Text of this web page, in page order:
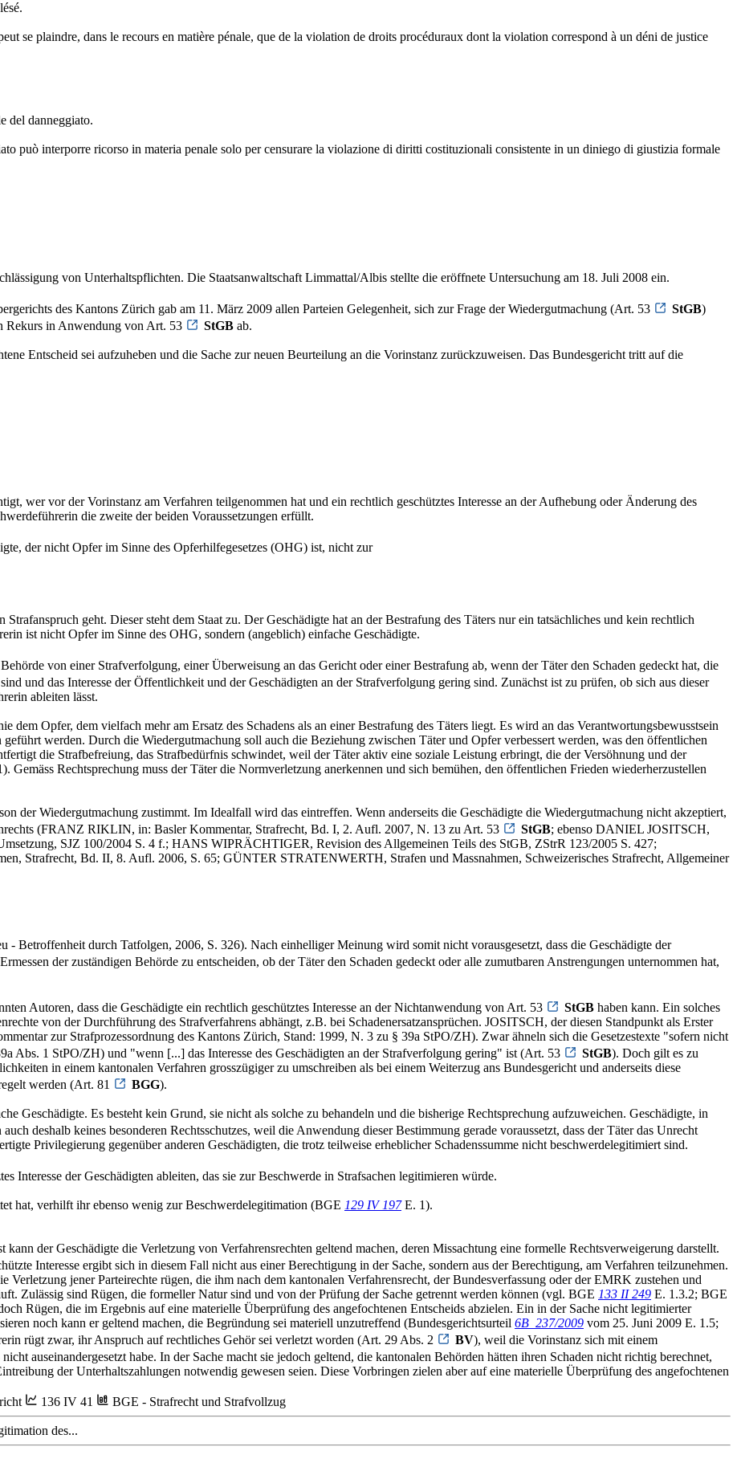
se plaindre, dans le recours en matière pénale, que de la violation de droits procéduraux dont la violation correspond à un déni de justice
del danneggiato.
può interporre ricorso in materia penale solo per censurare la violazione di diritti costituzionali consistente in un diniego di giustizia formale
von Unterhaltspflichten. Die Staatsanwaltschaft Limmattal/Albis stellte die eröffnete Untersuchung am 18. Juli 2008 ein.
des Kantons Zürich gab am 11. März 2009 allen Parteien Gelegenheit, sich zur Frage der Wiedergutmachung (Art. 53 StGB)
Rekurs in Anwendung von Art. 53
StGB ab.
Entscheid sei aufzuheben und die Sache zur neuen Beurteilung an die Vorinstanz zurückzuweisen. Das Bundesgericht tritt auf die
wer vor der Vorinstanz am Verfahren teilgenommen hat und ein rechtlich geschütztes Interesse an der Aufhebung oder Änderung des
die zweite der beiden Voraussetzungen erfüllt.
der nicht Opfer im Sinne des Opferhilfegesetzes (OHG) ist, nicht zur
geht. Dieser steht dem Staat zu. Der Geschädigte hat an der Bestrafung des Täters nur ein tatsächliches und kein rechtlich
ist nicht Opfer im Sinne des OHG, sondern (angeblich) einfache Geschädigte.
von einer Strafverfolgung, einer Überweisung an das Gericht oder einer Bestrafung ab, wenn der Täter den Schaden gedeckt hat, die
und das Interesse der Öffentlichkeit und der Geschädigten an der Strafverfolgung gering sind. Zunächst ist zu prüfen, ob sich aus dieser
ableiten lässt.
dem Opfer, dem vielfach mehr am Ersatz des Schadens als an einer Bestrafung des Täters liegt. Es wird an das Verantwortungsbewusstsein
werden. Durch die Wiedergutmachung soll auch die Beziehung zwischen Täter und Opfer verbessert werden, was den öffentlichen
die Strafbefreiung, das Strafbedürfnis schwindet, weil der Täter aktiv eine soziale Leistung erbringt, die der Versöhnung und der
Gemäss Rechtsprechung muss der Täter die Normverletzung anerkennen und sich bemühen, den öffentlichen Frieden wiederherzustellen
der Wiedergutmachung zustimmt. Im Idealfall wird das eintreffen. Wenn anderseits die Geschädigte die Wiedergutmachung nicht akzeptiert,
(FRANZ RIKLIN, in: Basler Kommentar, Strafrecht, Bd. I, 2. Aufl. 2007, N. 13 zu Art. 53
StGB; ebenso DANIEL JOSITSCH,
SJZ 100/2004 S. 4 f.; HANS WIPRÄCHTIGER, Revision des Allgemeinen Teils des StGB, ZStrR 123/2005 S. 427;
Strafrecht, Bd. II, 8. Aufl. 2006, S. 65; GÜNTER STRATENWERTH, Strafen und Massnahmen, Schweizerisches Strafrecht, Allgemeiner
durch Tatfolgen, 2006, S. 326). Nach einhelliger Meinung wird somit nicht vorausgesetzt, dass die Geschädigte der
der zuständigen Behörde zu entscheiden, ob der Täter den Schaden gedeckt oder alle zumutbaren Anstrengungen unternommen hat,
Autoren, dass die Geschädigte ein rechtlich geschütztes Interesse an der Nichtanwendung von Art. 53 StGB haben kann. Ein solches
von der Durchführung des Strafverfahrens abhängt, z.B. bei Schadenersatzansprüchen. JOSITSCH, der diesen Standpunkt als Erster
zur Strafprozessordnung des Kantons Zürich, Stand: 1999, N. 3 zu § 39a StPO/ZH). Zwar ähneln sich die Gesetzestexte "sofern nicht
Abs. 1 StPO/ZH) und "wenn [...] das Interesse des Geschädigten an der Strafverfolgung gering" ist (Art. 53
StGB). Doch gilt es zu
in einem kantonalen Verfahren grosszügiger zu umschreiben als bei einem Weiterzug ans Bundesgericht und anderseits diese
werden (Art. 81
BGG).
Geschädigte. Es besteht kein Grund, sie nicht als solche zu behandeln und die bisherige Rechtsprechung aufzuweichen. Geschädigte, in
deshalb keines besonderen Rechtsschutzes, weil die Anwendung dieser Bestimmung gerade voraussetzt, dass der Täter das Unrecht
Privilegierung gegenüber anderen Geschädigten, die trotz teilweise erheblicher Schadenssumme nicht beschwerdelegitimiert sind.
Interesse der Geschädigten ableiten, das sie zur Beschwerde in Strafsachen legitimieren würde.
hat, verhilft ihr ebenso wenig zur Beschwerdelegitimation (BGE 129 IV 197E. 1).
der Geschädigte die Verletzung von Verfahrensrechten geltend machen, deren Missachtung eine formelle Rechtsverweigerung darstellt.
Interesse ergibt sich in diesem Fall nicht aus einer Berechtigung in der Sache, sondern aus der Berechtigung, am Verfahren teilzunehmen.
Verletzung jener Parteirechte rügen, die ihm nach dem kantonalen Verfahrensrecht, der Bundesverfassung oder der EMRK zustehen und
Zulässig sind Rügen, die formeller Natur sind und von der Prüfung der Sache getrennt werden können (vgl. BGE 133 II 249 E. 1.3.2; BGE
Rügen, die im Ergebnis auf eine materielle Überprüfung des angefochtenen Entscheids abzielen. Ein in der Sache nicht legitimierter
noch kann er geltend machen, die Begründung sei materiell unzutreffend (Bundesgerichtsurteil 6B_237/2009 vom 25. Juni 2009 E. 1.5;
rügt zwar, ihr Anspruch auf rechtliches Gehör sei verletzt worden (Art. 29 Abs. 2 BV), weil die Vorinstanz sich mit einem
nicht auseinandergesetzt habe. In der Sache macht sie jedoch geltend, die kantonalen Behörden hätten ihren Schaden nicht richtig berechnet,
der Unterhaltszahlungen notwendig gewesen seien. Diese Vorbringen zielen aber auf eine materielle Überprüfung des angefochtenen
136 IV 41 BGE - Strafrecht und Strafvollzug
des...